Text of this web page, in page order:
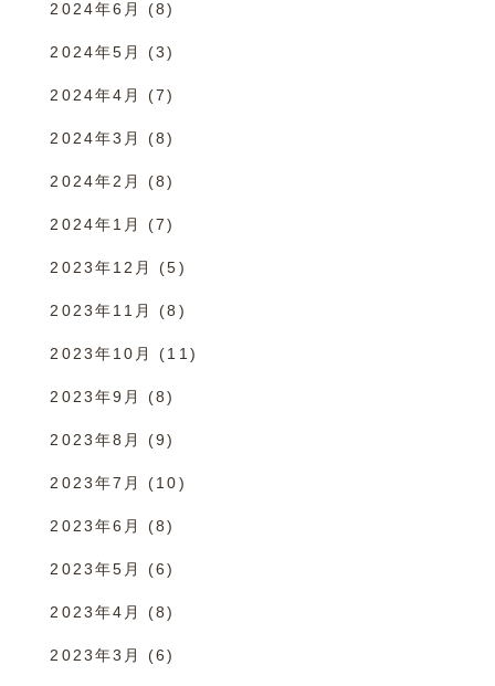
2024年6月 (8)
2024年5月 (3)
2024年4月 (7)
2024年3月 (8)
2024年2月 (8)
2024年1月 (7)
2023年12月 (5)
2023年11月 (8)
2023年10月 (11)
2023年9月 (8)
2023年8月 (9)
2023年7月 (10)
2023年6月 (8)
2023年5月 (6)
2023年4月 (8)
2023年3月 (6)